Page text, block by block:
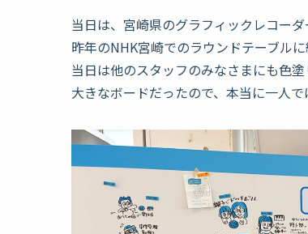
当日は、宮崎県のグラフィックレコー
昨年のNHK宮崎でのラウンドテーブルに
当日は他のスタッフのみなさまにも色
大きなボードだったので、本当に一人